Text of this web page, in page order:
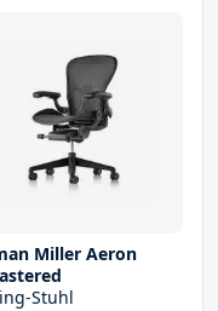
Miller Aeron
Stuhl